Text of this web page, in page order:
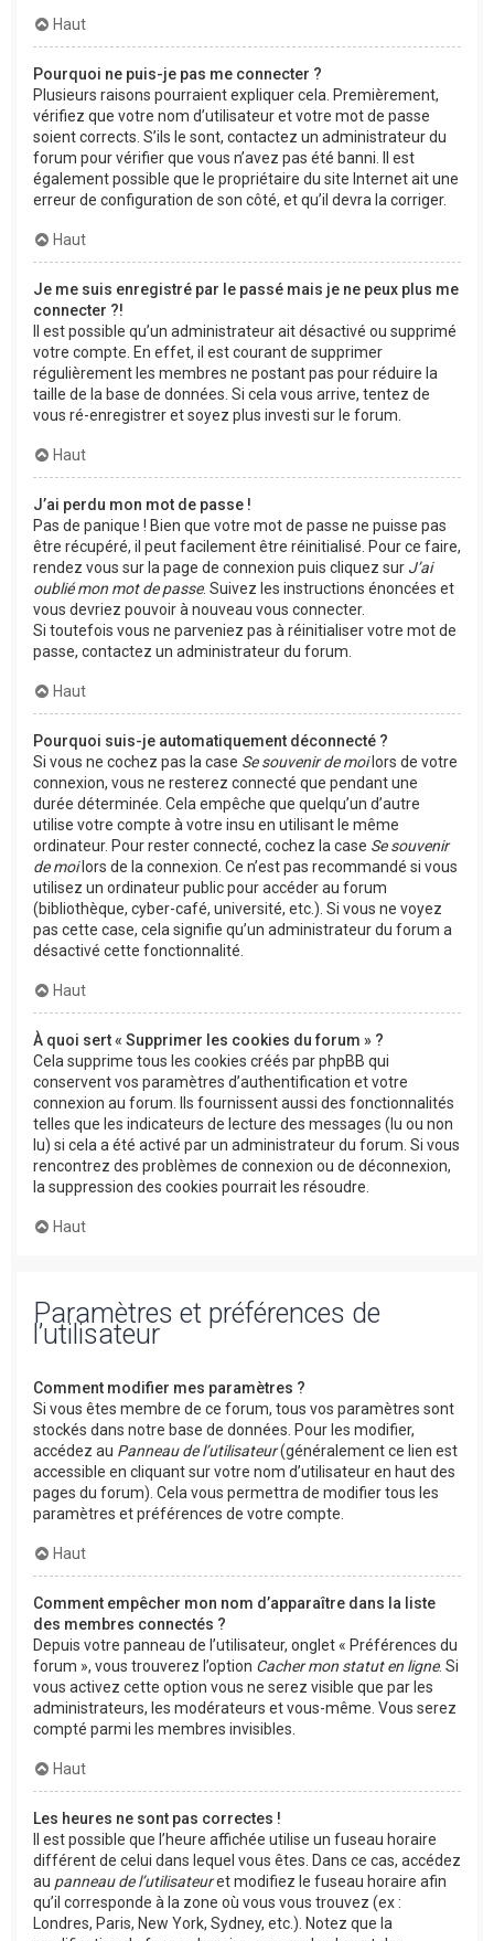
Haut
Pourquoi ne puis-je pas me connecter ?
Plusieurs raisons pourraient expliquer cela. Premièrement,
vérifiez que votre nom d’utilisateur et votre mot de passe
soient corrects. S’ils le sont, contactez un administrateur du
forum pour vérifier que vous n’avez pas été banni. Il est
également possible que le propriétaire du site Internet ait une
erreur de configuration de son côté, et qu’il devra la corriger.
Haut
Je me suis enregistré par le passé mais je ne peux plus me
connecter ?!
Il est possible qu’un administrateur ait désactivé ou supprimé
votre compte. En effet, il est courant de supprimer
régulièrement les membres ne postant pas pour réduire la
taille de la base de données. Si cela vous arrive, tentez de
vous ré-enregistrer et soyez plus investi sur le forum.
Haut
J’ai perdu mon mot de passe !
Pas de panique ! Bien que votre mot de passe ne puisse pas
être récupéré, il peut facilement être réinitialisé. Pour ce faire,
rendez vous sur la page de connexion puis cliquez sur J’ai
oublié mon mot de passe. Suivez les instructions énoncées et
vous devriez pouvoir à nouveau vous connecter.
Si toutefois vous ne parveniez pas à réinitialiser votre mot de
passe, contactez un administrateur du forum.
Haut
Pourquoi suis-je automatiquement déconnecté ?
Si vous ne cochez pas la case Se souvenir de moilors de votre
connexion, vous ne resterez connecté que pendant une
durée déterminée. Cela empêche que quelqu’un d’autre
utilise votre compte à votre insu en utilisant le même
ordinateur. Pour rester connecté, cochez la case Se souvenir
de moilors de la connexion. Ce n’est pas recommandé si vous
utilisez un ordinateur public pour accéder au forum
(bibliothèque, cyber-café, université, etc.). Si vous ne voyez
pas cette case, cela signifie qu’un administrateur du forum a
désactivé cette fonctionnalité.
Haut
À quoi sert « Supprimer les cookies du forum » ?
Cela supprime tous les cookies créés par phpBB qui
conservent vos paramètres d’authentification et votre
connexion au forum. Ils fournissent aussi des fonctionnalités
telles que les indicateurs de lecture des messages (lu ou non
lu) si cela a été activé par un administrateur du forum. Si vous
rencontrez des problèmes de connexion ou de déconnexion,
la suppression des cookies pourrait les résoudre.
Haut
Paramètres et préférences de
l’utilisateur
Comment modifier mes paramètres ?
Si vous êtes membre de ce forum, tous vos paramètres sont
stockés dans notre base de données. Pour les modifier,
accédez au Panneau de l’utilisateur(généralement ce lien est
accessible en cliquant sur votre nom d’utilisateur en haut des
pages du forum). Cela vous permettra de modifier tous les
paramètres et préférences de votre compte.
Haut
Comment empêcher mon nom d’apparaître dans la liste
des membres connectés ?
Depuis votre panneau de l’utilisateur, onglet « Préférences du
forum », vous trouverez l’option Cacher mon statut en ligne. Si
vous activez cette option vous ne serez visible que par les
administrateurs, les modérateurs et vous-même. Vous serez
compté parmi les membres invisibles.
Haut
Les heures ne sont pas correctes !
Il est possible que l’heure affichée utilise un fuseau horaire
différent de celui dans lequel vous êtes. Dans ce cas, accédez
au panneau de l’utilisateuret modifiez le fuseau horaire afin
qu’il corresponde à la zone où vous vous trouvez (ex :
Londres, Paris, New York, Sydney, etc.). Notez que la